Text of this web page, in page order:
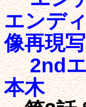
エンデ
像再現
2nd
本木